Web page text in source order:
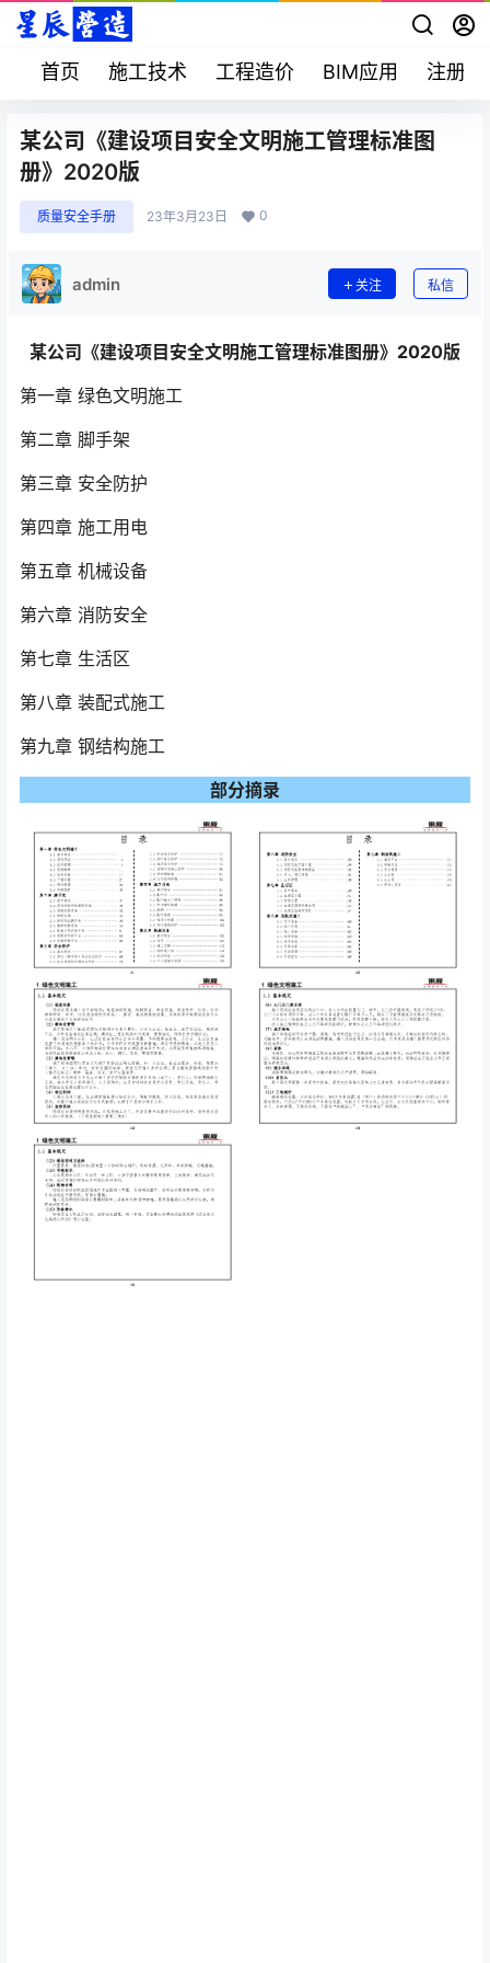
首页 施工技术 工程造价 BIM应用 注册考
某公司《建设项目安全文明施工管理标准图
册》2020版
质量安全手册 23年3月23日 0
admin 关注 私信
某公司《建设项目安全文明施工管理标准图册》2020版
第一章 绿色文明施工
第二章 脚手架
第三章 安全防护
第四章 施工用电
第五章 机械设备
第六章 消防安全
第七章 生活区
第八章 装配式施工
第九章 钢结构施工
部分摘录